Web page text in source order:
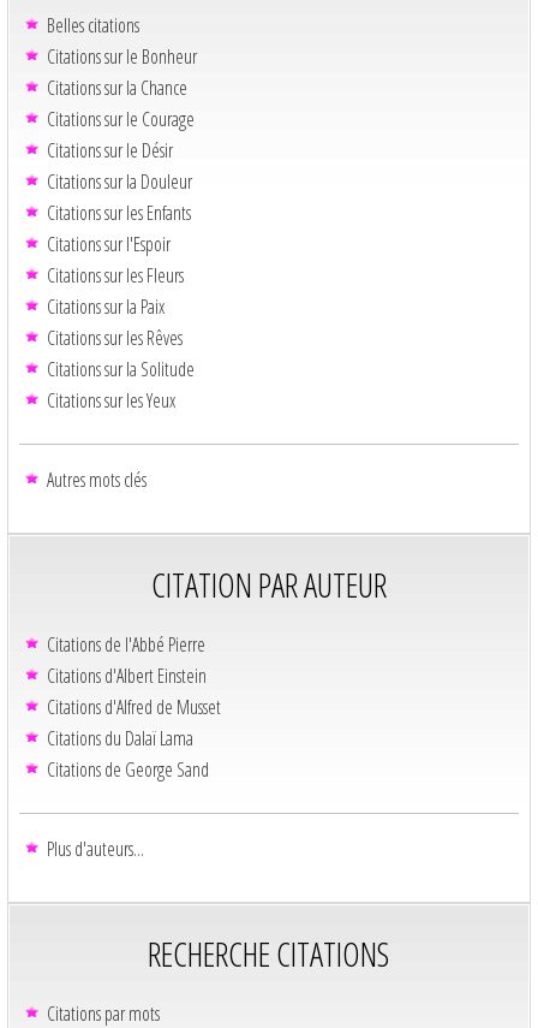
Belles citations
Citations sur le Bonheur
Citations sur la Chance
Citations sur le Courage
Citations sur le Désir
Citations sur la Douleur
Citations sur les Enfants
Citations sur l'Espoir
Citations sur les Fleurs
Citations sur la Paix
Citations sur les Rêves
Citations sur la Solitude
Citations sur les Yeux
Autres mots clés
CITATION PAR AUTEUR
Citations de l'Abbé Pierre
Citations d'Albert Einstein
Citations d'Alfred de Musset
Citations du Dalaï Lama
Citations de George Sand
Plus d'auteurs...
RECHERCHE CITATIONS
Citations par mots